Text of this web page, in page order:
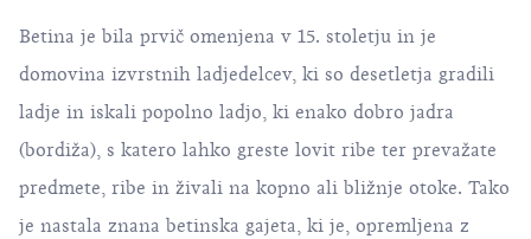
Betina je bila prvič omenjena v 15. stoletju in je
domovina izvrstnih ladjedelcev, ki so desetletja gradili
ladje in iskali popolno ladjo, ki enako dobro jadra
(bordiža), s katero lahko greste lovit ribe ter prevažate
predmete, ribe in živali na kopno ali bližnje otoke. Tako
je nastala znana betinska gajeta, ki je, opremljena z